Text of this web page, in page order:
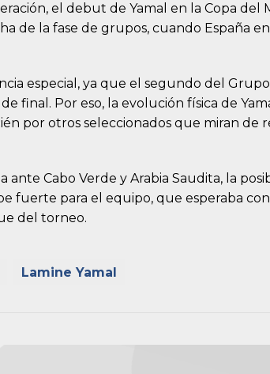
el debut de Yamal en la Copa del
de la fase de grupos, cuando España
especial, ya que el segundo del
de final. Por eso, la evolución física de
por otros seleccionados que miran de
Cabo Verde y Arabia Saudita, la
fuerte para el equipo, que esperaba
del torneo.
Lamine Yamal